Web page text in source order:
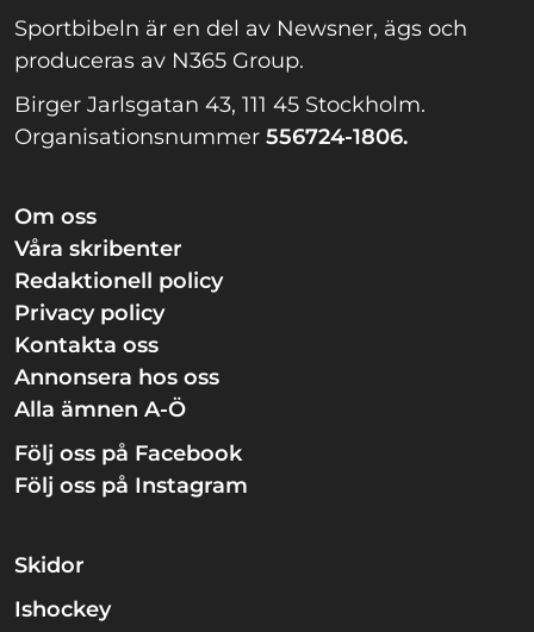
Sportbibeln är en del av Newsner, ägs och
produceras av N365 Group.
Birger Jarlsgatan 43, 111 45 Stockholm.
Organisationsnummer 556724-1806.
Om oss
Våra skribenter
Redaktionell policy
Privacy policy
Kontakta oss
Annonsera hos oss
Alla ämnen A-Ö
Följ oss på Facebook
Följ oss på Instagram
Skidor
Ishockey